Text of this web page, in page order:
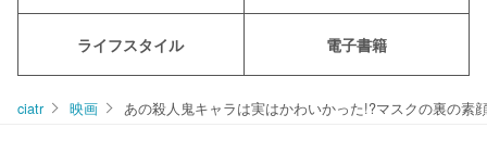
ライフスタイル 電子書籍
ciatr 映画 あの殺人鬼キャラは実はかわいかった!?マスクの裏の素